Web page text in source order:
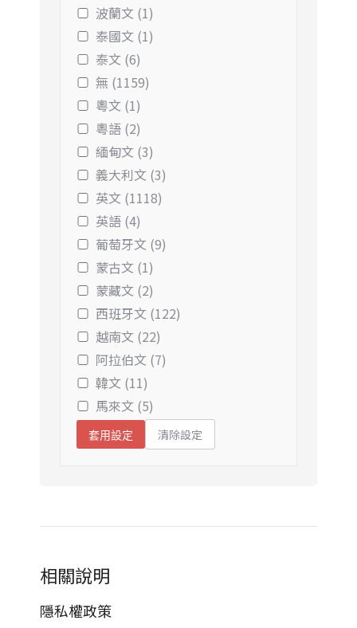
波蘭文 (1)
泰國文 (1)
泰文 (6)
無 (1159)
粵文 (1)
粵語 (2)
緬甸文 (3)
義大利文 (3)
英文 (1118)
英語 (4)
葡萄牙文 (9)
蒙古文 (1)
蒙藏文 (2)
西班牙文 (122)
越南文 (22)
阿拉伯文 (7)
韓文 (11)
馬來文 (5)
套用設定 清除設定
相關說明
隱私權政策